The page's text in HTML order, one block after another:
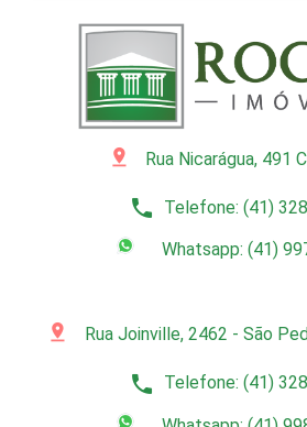
pin_drop Rua Nicarágua, 491
phone Telefone: (41)
Whatsapp: (41)
pin_drop Rua Joinville, 2462 - São
phone Telefone: (41)